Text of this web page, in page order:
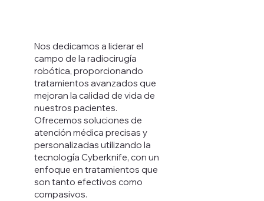
Nos dedicamos a liderar el
campo de la radiocirugía
robótica, proporcionando
tratamientos avanzados que
mejoran la calidad de vida de
nuestros pacientes.
Ofrecemos soluciones de
atención médica precisas y
personalizadas utilizando la
tecnología Cyberknife, con un
enfoque en tratamientos que
son tanto efectivos como
compasivos.